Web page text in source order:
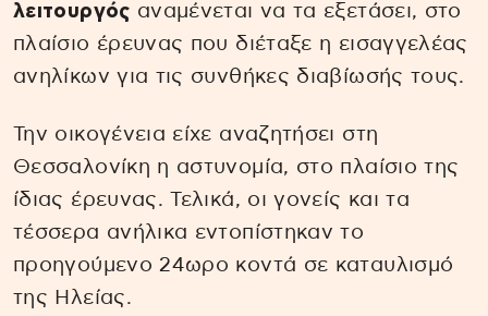
λειτουργός αναμένεται να τα εξετάσει, στο
πλαίσιο έρευνας που διέταξε η εισαγγελέας
ανηλίκων για τις συνθήκες διαβίωσής τους.
Την οικογένεια είχε αναζητήσει στη
Θεσσαλονίκη η αστυνομία, στο πλαίσιο της
ίδιας έρευνας. Τελικά, οι γονείς και τα
τέσσερα ανήλικα εντοπίστηκαν το
προηγούμενο 24ωρο κοντά σε καταυλισμό
της Ηλείας.